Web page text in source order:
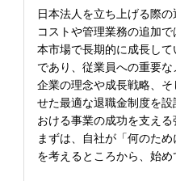
日本法人を立ち上げる際
コストや管理業務の追加
本市場で長期的に成長し
であり、従業員への重要な
企業の理念や成長戦略、
せた最適な退職金制度を
おける事業の成功を支える
まずは、自社が「何のた
を考えるところから、始め